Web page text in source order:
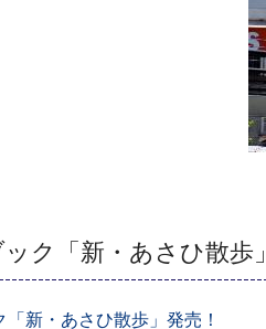
ク「新・あさひ散歩」
新・あさひ散歩」発売！